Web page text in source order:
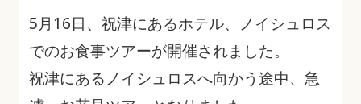
5月16日、祝津にあるホテル、ノイシュロス
でのお食事ツアーが開催されました。
祝津にあるノイシュロスへ向かう途中、急